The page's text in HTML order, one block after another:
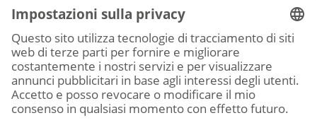
Social Media